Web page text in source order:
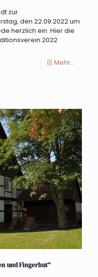
zur
den 22.09.2022 um
herzlich ein. Hier die
2022
Mehr...
und Fingerhut“